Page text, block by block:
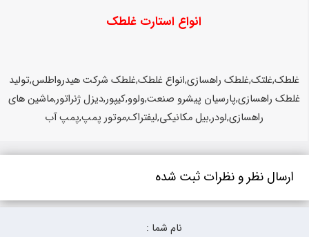
انواع استارت غلطک
غلطک,غلتک,غلطک راهسازی,انواع غلطک,غلطک شرکت هیدرواطلس,تولید
غلطک راهسازی,پارسیان پیشرو صنعت,ولوو,کیپور,دیزل ژنراتور,ماشین های
راهسازی,لودر,بیل مکانیکی,لیفتراک,موتور پمپ,پمپ آب
ارسال نظر و نظرات ثبت شده
نام شما :